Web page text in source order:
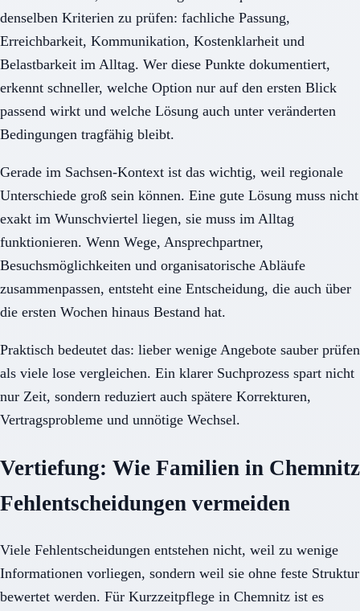
denselben Kriterien zu prüfen: fachliche Passung,
Erreichbarkeit, Kommunikation, Kostenklarheit und
Belastbarkeit im Alltag. Wer diese Punkte dokumentiert,
erkennt schneller, welche Option nur auf den ersten Blick
passend wirkt und welche Lösung auch unter veränderten
Bedingungen tragfähig bleibt.
Gerade im Sachsen-Kontext ist das wichtig, weil regionale
Unterschiede groß sein können. Eine gute Lösung muss nicht
exakt im Wunschviertel liegen, sie muss im Alltag
funktionieren. Wenn Wege, Ansprechpartner,
Besuchsmöglichkeiten und organisatorische Abläufe
zusammenpassen, entsteht eine Entscheidung, die auch über
die ersten Wochen hinaus Bestand hat.
Praktisch bedeutet das: lieber wenige Angebote sauber prüfen
als viele lose vergleichen. Ein klarer Suchprozess spart nicht
nur Zeit, sondern reduziert auch spätere Korrekturen,
Vertragsprobleme und unnötige Wechsel.
Vertiefung: Wie Familien in Chemnitz
Fehlentscheidungen vermeiden
Viele Fehlentscheidungen entstehen nicht, weil zu wenige
Informationen vorliegen, sondern weil sie ohne feste Struktur
bewertet werden. Für Kurzzeitpflege in Chemnitz ist es